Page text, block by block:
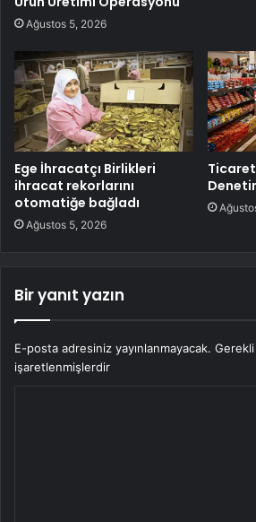
Ağustos 5, 2026
Ege İhracatçı Birlikleri
ihracat rekorlarını
otomatiğe bağladı
Ağustos 5, 2026
Ticaret
Bir yanıt yazın
E-posta adresiniz yayınlanmayacak.
işaretlenmişlerdir